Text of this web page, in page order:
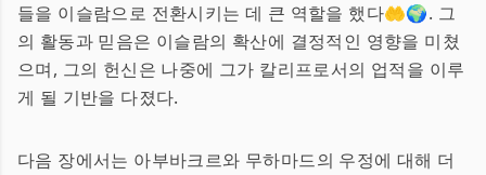
들을 이슬람으로 전환시키는 데 큰 역할을 했다🤲🌍. 그
의 활동과 믿음은 이슬람의 확산에 결정적인 영향을 미쳤
으며, 그의 헌신은 나중에 그가 칼리프로서의 업적을 이루
게 될 기반을 다졌다.
다음 장에서는 아부바크르와 무하마드의 우정에 대해 더